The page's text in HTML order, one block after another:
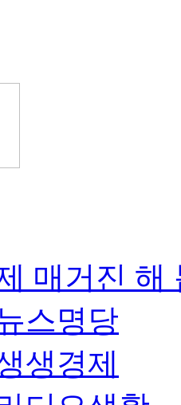
매거진 해
스명당
생경제